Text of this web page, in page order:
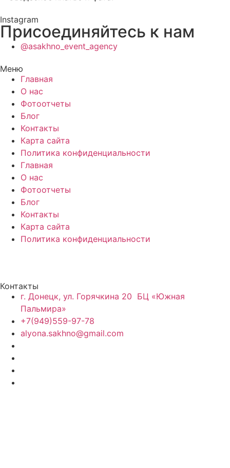
Instagram
Присоединяйтесь к нам
@asakhno_event_agency
Меню
Главная
О нас
Фотоотчеты
Блог
Контакты
Карта сайта
Политика конфиденциальности
Главная
О нас
Фотоотчеты
Блог
Контакты
Карта сайта
Политика конфиденциальности
Контакты
г. Донецк, ул. Горячкина 20 БЦ «Южная
Пальмира»
+7(949)559-97-78
alyona.sakhno@gmail.com